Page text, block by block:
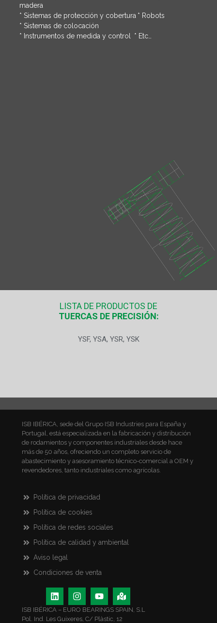
madera
* Sistemas de protección y cobertura * Robots
* Sistemas de colocación
* Instrumentos de medida y control * Etc…
LISTA DE PRODUCTOS DE
TUERCAS DE PRECISIÓN:
YSF, YSA, YSR, YSK
ISB IBÉRICA, sede del Grupo ISB Industries para España y
Portugal, está especializada en la fabricación y distribución
de rodamientos y componentes industriales desde hace
más de 50 años, ofreciendo un completo servicio de
abastecimiento y asesoramiento técnico-comercial a OEM y
revendedores, tanto industriales como agrícolas.
Política de privacidad
Política de cookies
Política de redes sociales
Política de calidad y ambiental
Aviso legal
Condiciones de venta
ISB IBÉRICA – EURO BEARINGS SPAIN, S.L
Pol. Ind. Les Guixeres, C/ Plàstic, 12